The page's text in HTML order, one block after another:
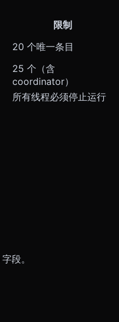
限制
20 个唯一条目
25 个（含
coordinator）
所有线程必须停止运行
字段。